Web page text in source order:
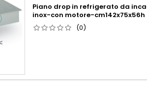
Piano drop in refrigerato da
inox-con motore-cm142x75x56h
(0)